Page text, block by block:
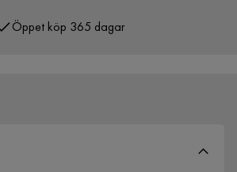
Över 400 000 nöjda kunder